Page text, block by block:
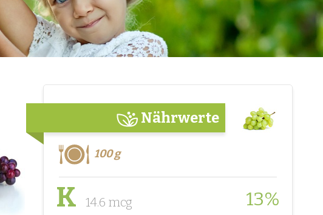
Nährwerte
100 g
K 14.6 mcg 13%